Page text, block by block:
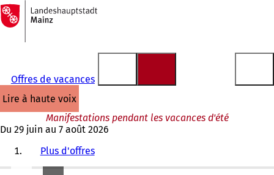
Accéder au contenu
Vers
la
page
d'accueil
Offres de vacances
lire à haute voix
Manifestations pendant les vacances d'été
Du 29 juin au 7 août 2026
Plus d'offres